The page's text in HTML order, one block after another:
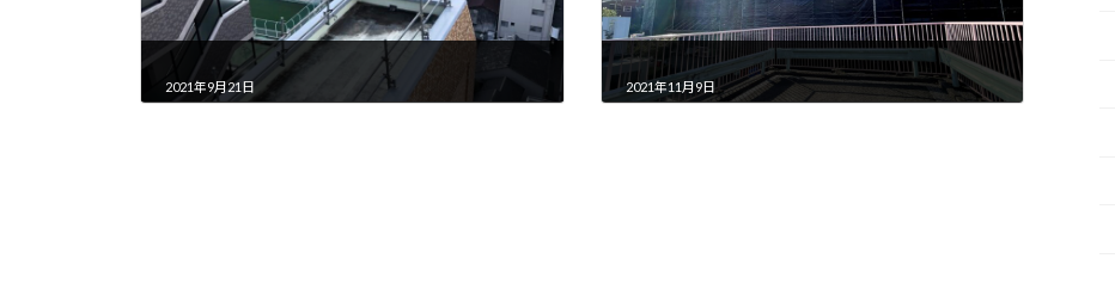
2021年9月21日 2021年11月9日